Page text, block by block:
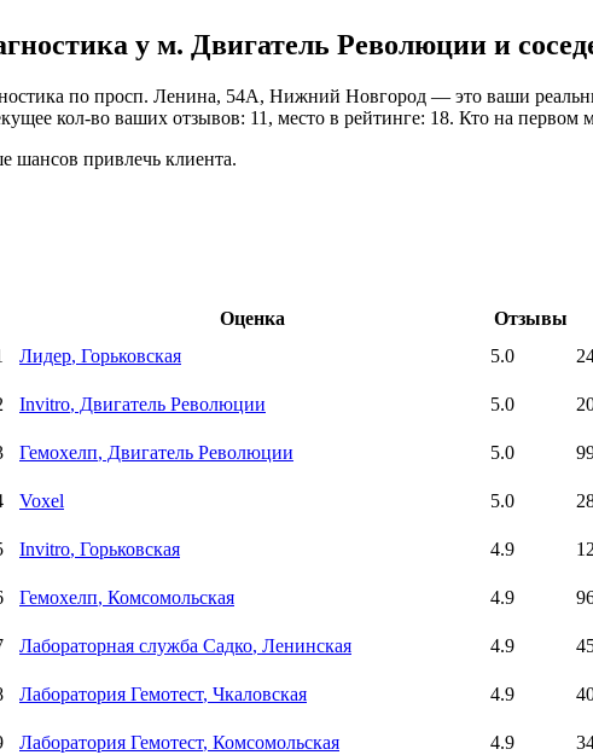
у м. Двигатель Революции и
по просп. Ленина, 54А, Нижний Новгород — это ваши
кол-во ваших отзывов: 11, место в рейтинге: 18. Кто на первом
шансов привлечь клиента.
Оценка
Отзывы
Лидер, Горьковская 5.0
Invitro, Двигатель Революции 5.0
Гемохелп, Двигатель Революции 5.0
Voxel 5.0
Invitro, Горьковская 4.9
Гемохелп, Комсомольская 4.9
Лабораторная служба Садко, Ленинская 4.9
Лаборатория Гемотест, Чкаловская 4.9
Лаборатория Гемотест, Комсомольская 4.9